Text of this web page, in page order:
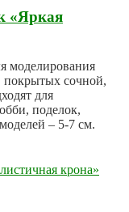
«Яркая
моделирования
сочной,
для
поделок,
– 5-7 см.